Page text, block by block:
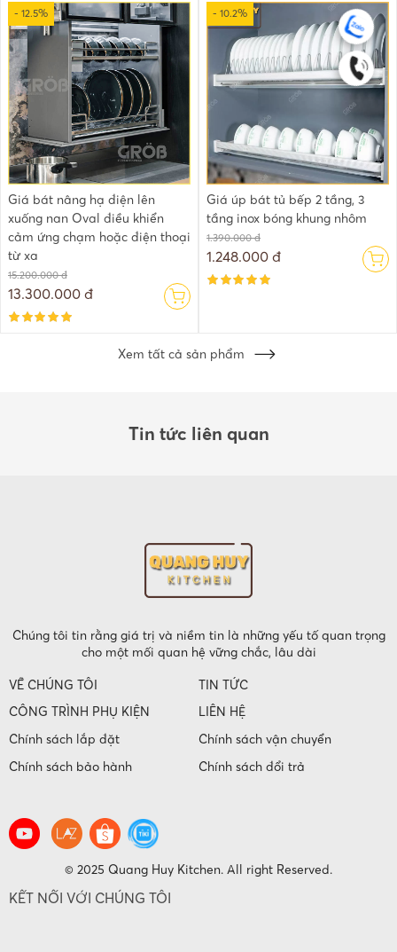
- 12.5%
Giá bát nâng hạ điện lên
xuống nan Oval điều khiển
cảm ứng chạm hoặc điện thoại
từ xa
15.200.000 đ
13.300.000 đ
- 10.2%
Giá úp bát tủ bếp 2 tầng, 3
tầng inox bóng khung nhôm
1.390.000 đ
1.248.000 đ
Xem tất cả sản phẩm
Tin tức liên quan
Chúng tôi tin rằng giá trị và niềm tin là những yếu tố quan trọng
cho một mối quan hệ vững chắc, lâu dài
VỀ CHÚNG TÔI
TIN TỨC
CÔNG TRÌNH PHỤ KIỆN
LIÊN HỆ
Chính sách lắp đặt
Chính sách vận chuyển
Chính sách bảo hành
Chính sách đổi trả
© 2025 Quang Huy Kitchen. All right Reserved.
KẾT NỐI VỚI CHÚNG TÔI